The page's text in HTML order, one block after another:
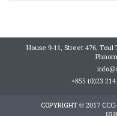
House 9-11, Street 476,
+855 (0)23
COPYRIGHT © 2017